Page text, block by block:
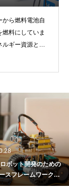
ら燃料電池自
料にしていま
ルギー資源とし
ボット開発のための
スフレームワーク
簡単ROS入門①